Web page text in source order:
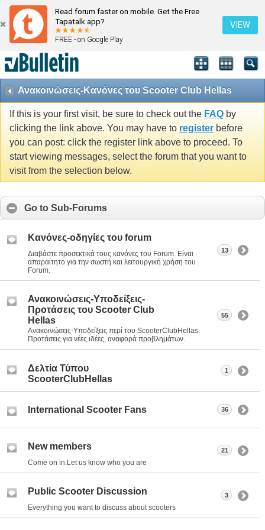
Read forum faster on mobile. Get the Free
Tapatalk app?
FREE - on Google Play
VIEW
Ανακοινώσεις-Κανόνες του Scooter Club Hellas
If this is your first visit, be sure to check out the FAQ by
clicking the link above. You may have to register before
you can post: click the register link above to proceed. To
start viewing messages, select the forum that you want to
visit from the selection below.
Go to Sub-Forums
Κανόνες-οδηγίες του forum
Διαβάστε προσεκτικά τους κανόνες του Forum. Είναι
απαραίτητο για την σωστή και λειτουργική χρήση του
Forum.
13
Ανακοινώσεις-Υποδείξεις-
Προτάσεις του Scooter Club
Hellas
Ανακοινώσεις-Υποδείξεις περί του ScooterClubHellas.
Προτάσεις για νέες ιδέες, αναφορά προβλημάτων.
55
Δελτία Τύπου
ScooterClubHellas
1
International Scooter Fans 36
New members
Come on in.Let us know who you are
21
Public Scooter Discussion
Everything you want to discuss about scooters
3